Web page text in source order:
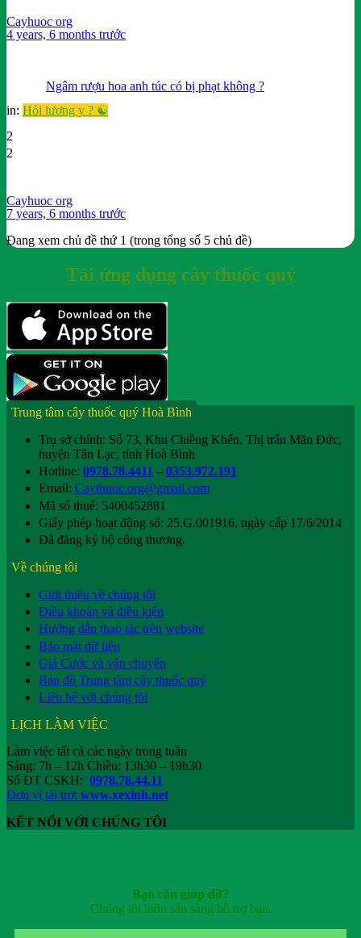
Cayhuoc org
4 years, 6 months trước
Ngâm rượu hoa anh túc có bị phạt không ?
in: Hỏi lương y ? ☯️
2
2
Cayhuoc org
7 years, 6 months trước
Đang xem chủ đề thứ 1 (trong tổng số 5 chủ đề)
Tải ứng dụng cây thuốc quý
Trung tâm cây thuốc quý Hoà Bình
Trụ sở chính: Số 73, Khu Chiềng Khến, Thị trấn Mãn Đức,
huyện Tân Lạc, tỉnh Hoà Bình
Hotline: 0978.78.4411 – 0353.972.191
Email: Caythuoc.org@gmail.com
Mã số thuế: 5400452881
Giấy phép hoạt động số: 25.G.001916, ngày cấp 17/6/2014
Đã đăng ký bộ công thương.
Về chúng tôi
Giới thiệu về chúng tôi
Điều khoản và điều kiện
Hướng dẫn thao tác trên website
Bảo mật dữ liệu
Giá Cước và vận chuyển
Bản đồ Trung tâm cây thuốc quý
Liên hệ với chúng tôi
LỊCH LÀM VIỆC
Làm việc tất cả các ngày trong tuần
Sáng: 7h – 12h Chiều: 13h30 – 19h30
Số ĐT CSKH: 0978.78.44.11
Đơn vị tài trợ: www.xexinh.net
KẾT NỐI VỚI CHÚNG TÔI
Bạn cần giúp đỡ?
Chúng tôi luôn sẵn sàng hỗ trợ bạn.